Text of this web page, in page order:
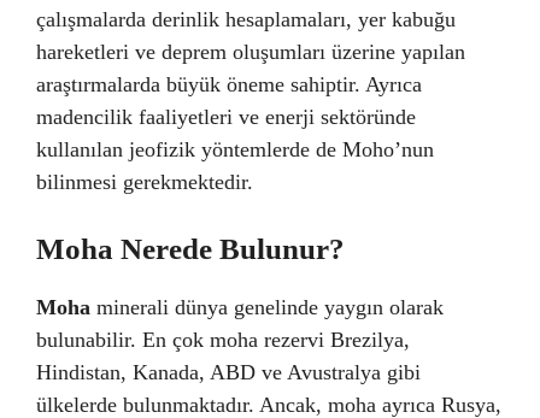
çalışmalarda derinlik hesaplamaları, yer kabuğu
hareketleri ve deprem oluşumları üzerine yapılan
araştırmalarda büyük öneme sahiptir. Ayrıca
madencilik faaliyetleri ve enerji sektöründe
kullanılan jeofizik yöntemlerde de Moho’nun
bilinmesi gerekmektedir.
Moha Nerede Bulunur?
Moha minerali dünya genelinde yaygın olarak
bulunabilir. En çok moha rezervi Brezilya,
Hindistan, Kanada, ABD ve Avustralya gibi
ülkelerde bulunmaktadır. Ancak, moha ayrıca Rusya,